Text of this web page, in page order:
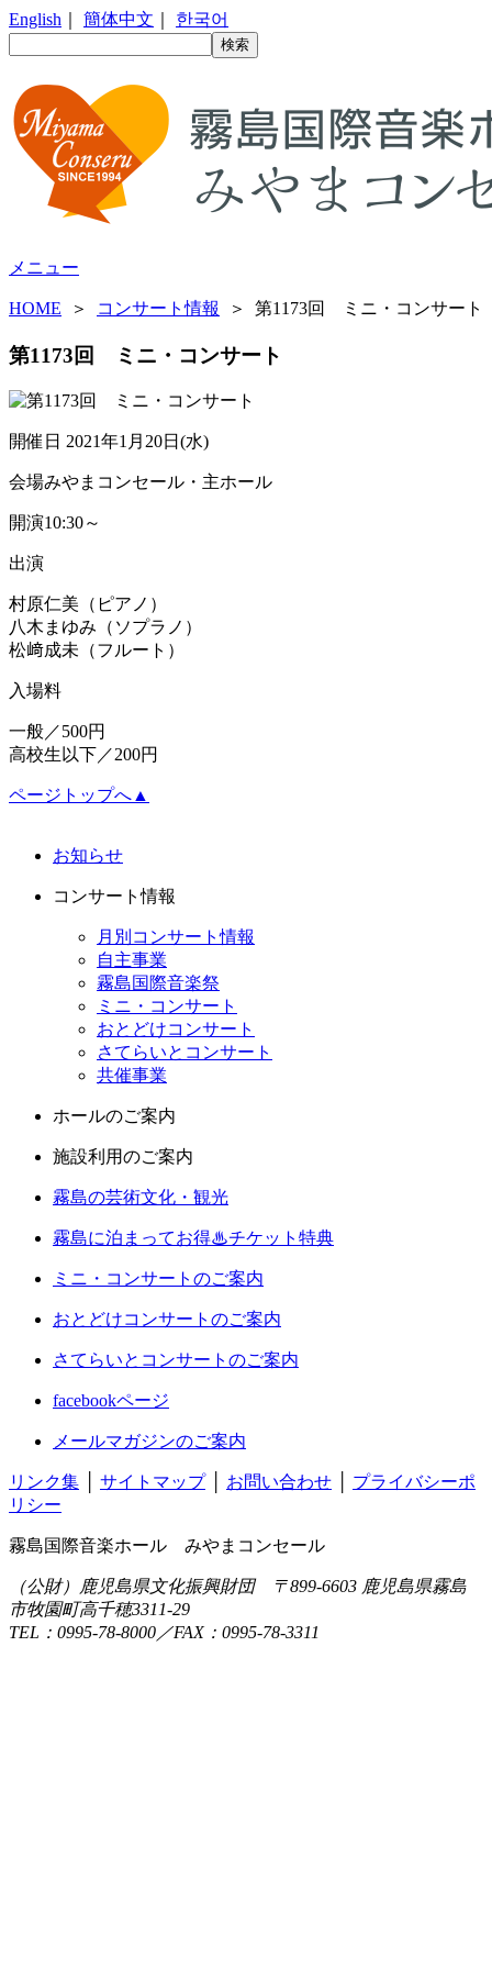
English 簡体中文 한국어
メニュー
HOME ＞ コンサート情報 ＞ 第1173回 ミニ・コンサート
第1173回 ミニ・コンサート
開催日 2021年1月20日(水)
会場みやまコンセール・主ホール
開演10:30～
出演
村原仁美（ピアノ）
八木まゆみ（ソプラノ）
松﨑成未（フルート）
入場料
一般／500円
高校生以下／200円
ページトップへ▲
お知らせ
コンサート情報
月別コンサート情報
自主事業
霧島国際音楽祭
ミニ・コンサート
おとどけコンサート
さてらいとコンサート
共催事業
ホールのご案内
施設利用のご案内
霧島の芸術文化・観光
霧島に泊まってお得♨チケット特典
ミニ・コンサートのご案内
おとどけコンサートのご案内
さてらいとコンサートのご案内
facebookページ
メールマガジンのご案内
リンク集 サイトマップ│ お問い合わせ
プライバシーポ
リシー
霧島国際音楽ホール みやまコンセール
（公財）鹿児島県文化振興財団 〒899-6603 鹿児島県霧島
市牧園町高千穂3311-29
TEL：0995-78-8000／FAX：0995-78-3311